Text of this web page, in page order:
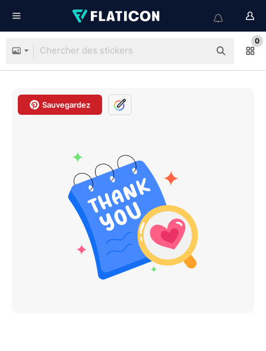
0
Sauvegardez